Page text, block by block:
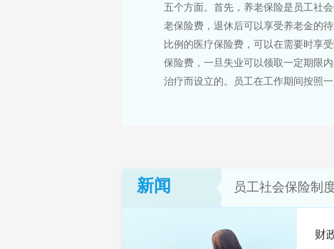
五个方面。首先，养老保险是员工社
老保险费，退休后可以享受养老金的
比例的医疗保险费，可以在需要时享
保险费，一旦失业可以领取一定期限
治疗而设立的。员工在工作期间按照
新闻 员工社会保险制
财